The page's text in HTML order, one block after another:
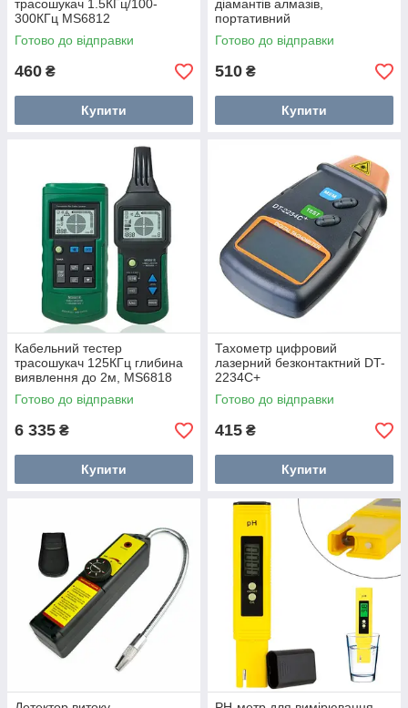
трасошукач 1.5КГц/100-
300КГц MS6812
Готово до відправки
460 ₴
Купити
діамантів алмазів,
портативний
Готово до відправки
510 ₴
Купити
Кабельний тестер
трасошукач 125КГц глибина
виявлення до 2м, MS6818
Готово до відправки
6 335 ₴
Купити
Тахометр цифровий
лазерний безконтактний DT-
2234C+
Готово до відправки
415 ₴
Купити